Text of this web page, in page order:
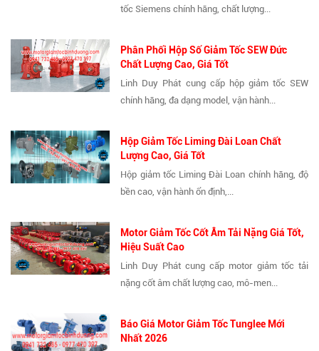
tốc Siemens chính hãng, chất lượng...
Phân Phối Hộp Số Giảm Tốc SEW Đức
Chất Lượng Cao, Giá Tốt
Linh Duy Phát cung cấp hộp giảm tốc SEW
chính hãng, đa dạng model, vận hành...
Hộp Giảm Tốc Liming Đài Loan Chất
Lượng Cao, Giá Tốt
Hộp giảm tốc Liming Đài Loan chính hãng, độ
bền cao, vận hành ổn định,...
Motor Giảm Tốc Cốt Âm Tải Nặng Giá Tốt,
Hiệu Suất Cao
Linh Duy Phát cung cấp motor giảm tốc tải
nặng cốt âm chất lượng cao, mô-men...
Báo Giá Motor Giảm Tốc Tunglee Mới
Nhất 2026